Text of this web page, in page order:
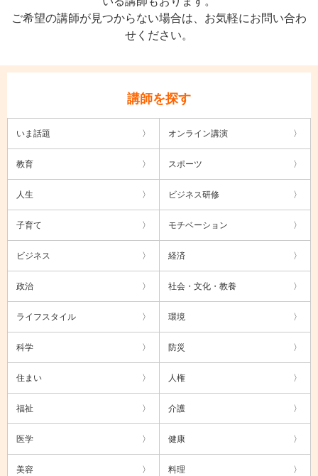
ご希望の講師が見つからない場合は、お気軽にお問い合わ
せください。
講師を探す
いま話題 オンライン講演
教育 スポーツ
人生 ビジネス研修
子育て モチベーション
ビジネス 経済
政治 社会・文化・教養
ライフスタイル 環境
科学 防災
住まい 人権
福祉 介護
医学 健康
美容 料理